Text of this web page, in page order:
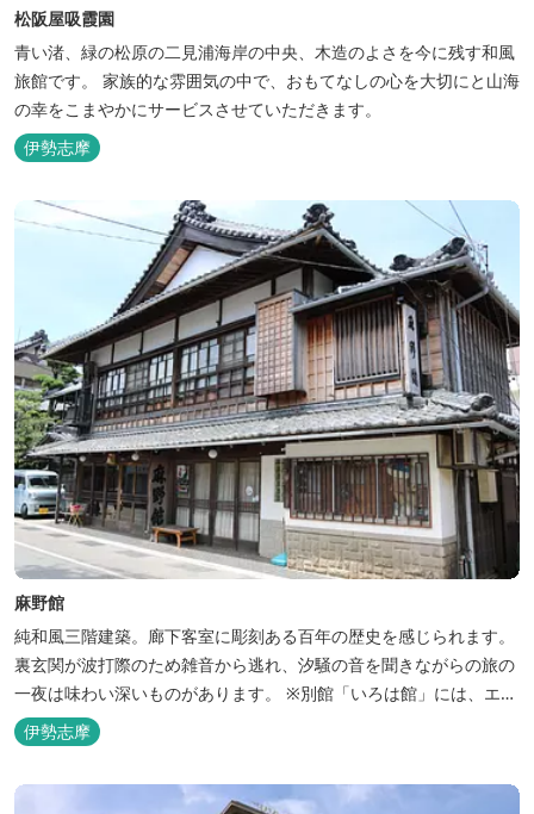
松阪屋吸霞園
青い渚、緑の松原の二見浦海岸の中央、木造のよさを今に残す和風
旅館です。 家族的な雰囲気の中で、おもてなしの心を大切にと山海
の幸をこまやかにサービスさせていただきます。
伊勢志摩
麻野館
純和風三階建築。廊下客室に彫刻ある百年の歴史を感じられます。
裏玄関が波打際のため雑音から逃れ、汐騒の音を聞きながらの旅の
一夜は味わい深いものがあります。 ※別館「いろは館」には、エイ
リアンやプレデターのリアルな模型があり、初めて見た方はビック
リしますよ。
伊勢志摩